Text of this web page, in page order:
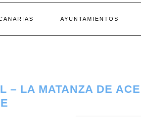
AYUNTAMIENTOS
– LA MATANZA DE